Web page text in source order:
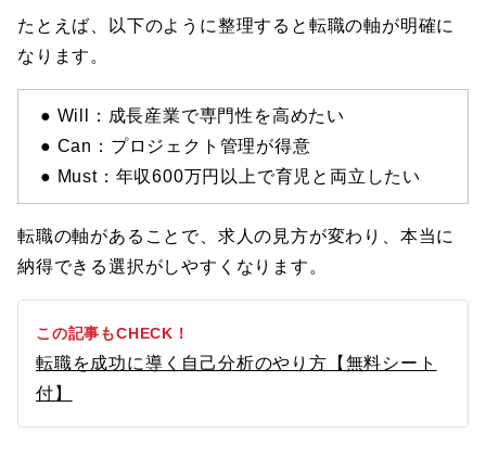
たとえば、以下のように整理すると転職の軸が明確に
なります。
● Will：成長産業で専門性を高めたい
● Can：プロジェクト管理が得意
● Must：年収600万円以上で育児と両立したい
転職の軸があることで、求人の見方が変わり、本当に
納得できる選択がしやすくなります。
この記事もCHECK！
転職を成功に導く自己分析のやり方【無料シート
付】